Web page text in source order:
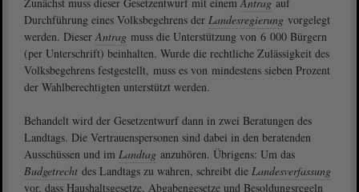
Durchführung eines Volksbegehrens der Landesregierung vorgelegt
werden. DieserAntrag muss die Unterstützung von 6 000 Bürgern
(per Unterschrift) beinhalten. Wurde die rechtliche Zulässigkeit des
Volksbegehrens festgestellt, muss es von mindestens sieben Prozent
der Wahlberechtigten unterstützt werden.
Behandelt wird der Gesetzentwurf dann in zwei Beratungen des
Landtags. Die Vertrauenspersonen sind dabei in den beratenden
Ausschüssen und im Landtag anzuhören. Übrigens: Um das
Budgetrecht des Landtags zu wahren, schreibt die Landesverfassung
vor, dass Haushaltsgesetze, Abgabengesetze und Besoldungsregeln